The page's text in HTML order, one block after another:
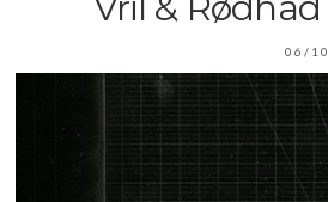
06/